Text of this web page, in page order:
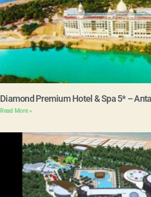
Diamond Premium Hotel & Spa 5* –
Read More »